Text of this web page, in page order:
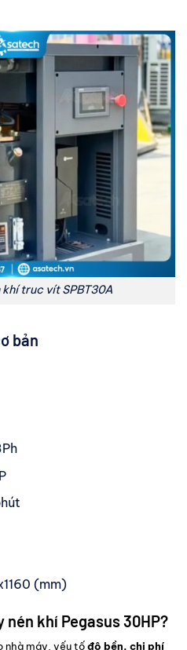
truc vít SPBT30A
bản
(mm)
nén khí Pegasus 30HP?
nhà máy, yếu tốđộ bền, chi phí